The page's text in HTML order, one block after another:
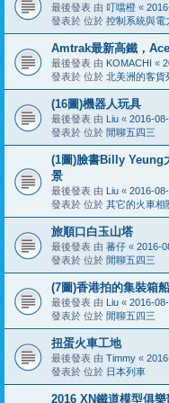
最後發表 由 叮噹橙 «
發表於 位於 控制系統與電
Amtrak最新高鐵，
最後發表 由 KOMACHI «
發表於 位於 北美洲的客貨
(16圖)機器人玩具
最後發表 由 Liu « 2016-
發表於 位於 閒聊五四三
(1圖)臉書Billy Yeung
景
最後發表 由 Liu « 2016-
發表於 位於 其它的火車相
旅順口白玉山塔
最後發表 由 蕃仔 « 2016-
發表於 位於 閒聊五四三
(7圖)香港拍的集裝箱
最後發表 由 Liu « 2016-
發表於 位於 閒聊五四三
扭蛋火車工地
最後發表 由 Timmy «
發表於 位於 日本列車
2016 XN鐵道模型俱